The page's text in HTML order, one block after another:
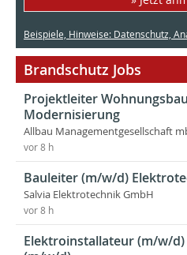
Beispiele, Hinweise: Datenschutz,
Brandschutz Jobs
Projektleiter
Modernisierung
Allbau Managementgesellschaft
vor 8 h
Bauleiter (m/w/d)
Salvia Elektrotechnik GmbH
vor 8 h
Elektroinstallateur (m/w/